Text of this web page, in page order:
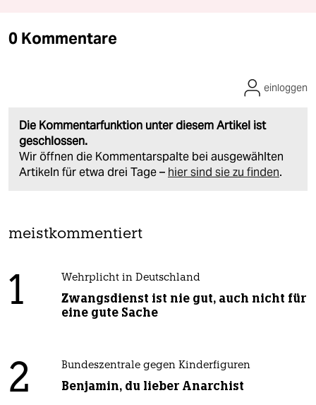
0 Kommentare
Die Kommentarfunktion unter diesem Artikel ist
geschlossen.
Wir öffnen die Kommentarspalte bei ausgewählten
Artikeln für etwa drei Tage – hier sind sie zu finden.
einloggen
meistkommentiert
1 Wehrplicht in Deutschland
Zwangsdienst ist nie gut, auch nicht für
eine gute Sache
2 Bundeszentrale gegen Kinderfiguren
Benjamin, du lieber Anarchist